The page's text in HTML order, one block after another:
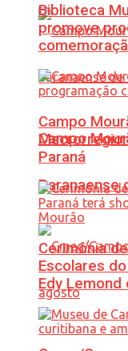
Campo
Paranaense
Biblioteca
promove
Campo
Paraná
Cerimônia
Escolares
Edy Lemond